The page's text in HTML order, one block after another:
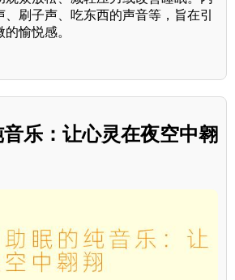
刷子声、吃东西的声音等，旨在引
愉悦感。
乐：让心灵在夜空中翱